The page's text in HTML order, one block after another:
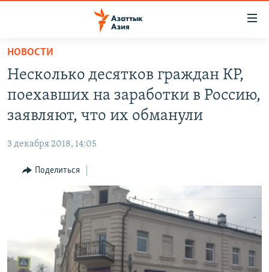
Вернуться
основному
содержанию
главной
навигации
Вернутся
ТАДЖИКИСТАН
ҚАЗАҚША
КЫРГЫЗЧА
TÜRKMENÇE
Все сайты РСЕ/РС
НОВОСТИ
Несколько десятков граждан КР,
поехавших на заработки в Россию,
заявляют, что их обманули
3 декабря 2018, 14:05
Поделиться